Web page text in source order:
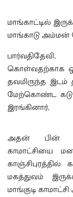
மாங்காட்டில்
மாங்காடு அம்மன்
கொள்வதற்காக
தவமிருந்த இடம்
மேற்கொண்ட
இரங்கினார்,
அதன் பின்
காமாட்சியை
மகத்துவம்
மாங்குடி